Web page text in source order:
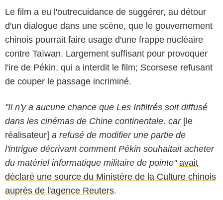
Le film a eu l'outrecuidance de suggérer, au détour
d'un dialogue dans une scène, que le gouvernement
chinois pourrait faire usage d'une frappe nucléaire
contre Taïwan. Largement suffisant pour provoquer
l'ire de Pékin, qui a interdit le film; Scorsese refusant
de couper le passage incriminé.
"Il n'y a aucune chance que Les Infiltrés soit diffusé
dans les cinémas de Chine continentale, car [le
réalisateur] a refusé de modifier une partie de
l'intrigue décrivant comment Pékin souhaitait acheter
du matériel informatique militaire de pointe" avait
déclaré une source du Ministère de la Culture chinois
auprès de l'agence Reuters.